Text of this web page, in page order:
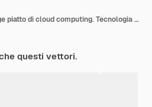
Modello di landing page piatto di cloud computing. Tecnologia di elaborazione di grandi quantità di dati e cloud storage, situazione lavorativa degli specialisti IT. Pagina Web con personaggi di persone. Illustrazione della piattaforma di hosting.
questi vettori.